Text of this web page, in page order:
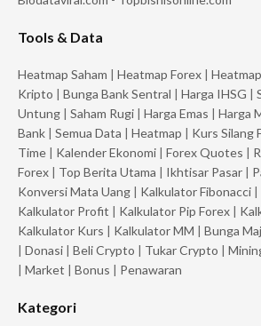
Tools & Data
Heatmap Saham | Heatmap Forex |
Kripto | Bunga Bank Sentral | Harga IHSG |
Untung | Saham Rugi | Harga Emas | Harga
Bank | Semua Data | Heatmap | Kurs Silang
Time | Kalender Ekonomi | Forex Quotes |
Forex | Top Berita Utama | Ikhtisar Pasar |
Konversi Mata Uang | Kalkulator Fibonacci |
Kalkulator Profit | Kalkulator Pip Forex |
Kalkulator Kurs | Kalkulator MM | Bunga
| Donasi | Beli Crypto | Tukar Crypto |
| Market | Bonus | Penawaran
Kategori